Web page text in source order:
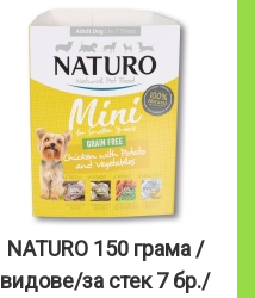
NATURO 150 грама /
видове/за стек 7 бр./